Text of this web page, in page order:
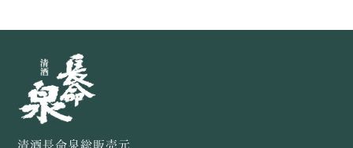
清酒長命泉総販売元